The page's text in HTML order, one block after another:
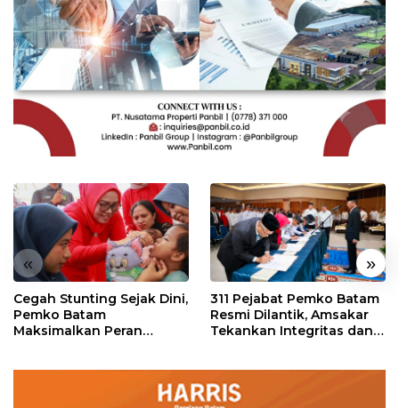
« »
Cegah Stunting Sejak Dini,
Pemko Batam
Maksimalkan Peran
311 Pejabat Pemko Batam
Resmi Dilantik, Amsakar
Tekankan Integritas dan